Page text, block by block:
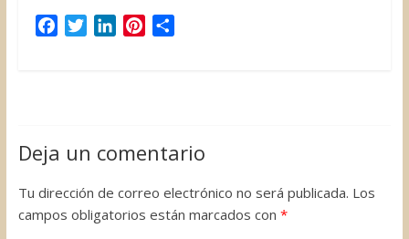
o
r
I
e
t
t
r
Deja un comentario
Tu dirección de correo electrónico no será publicada. Los
campos obligatorios están marcados con *